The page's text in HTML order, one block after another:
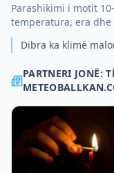
Parashikimi i motit
temperatura, era dhe
Dibra ka klimë
PARTNERI JONË: